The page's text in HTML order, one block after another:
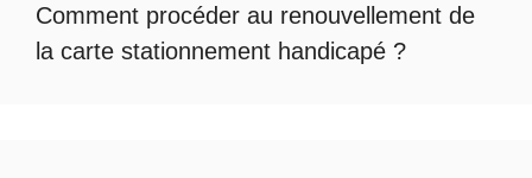
Comment procéder au renouvellement de
la carte stationnement handicapé ?